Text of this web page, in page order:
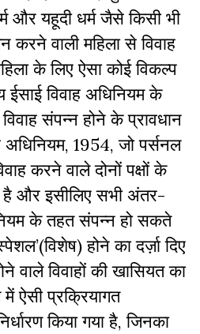
और यहूदी धर्म जैसे किसी भी
करने वाली महिला से विवाह
के लिए ऐसा कोई विकल्प
ईसाई विवाह अधिनियम के
संपन्न होने के प्रावधान
1954, जो पर्सनल
करने वाले दोनों पक्षों के
है और इसीलिए सभी अंतर-
के तहत संपन्न हो सकते
होने का दर्ज़ा दिए
वाले विवाहों की खासियत का
ऐसी प्रक्रियागत
किया गया है, जिनका